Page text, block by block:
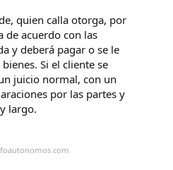
quien calla otorga, por
de acuerdo con las
y deberá pagar o se le
Si el cliente se
juicio normal, con un
por las partes y
largo.